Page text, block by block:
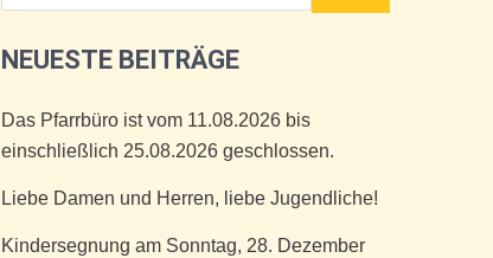
NEUESTE BEITRÄGE
Das Pfarrbüro ist vom 11.08.2026 bis
einschließlich 25.08.2026 geschlossen.
Liebe Damen und Herren, liebe Jugendliche!
Kindersegnung am Sonntag, 28. Dezember